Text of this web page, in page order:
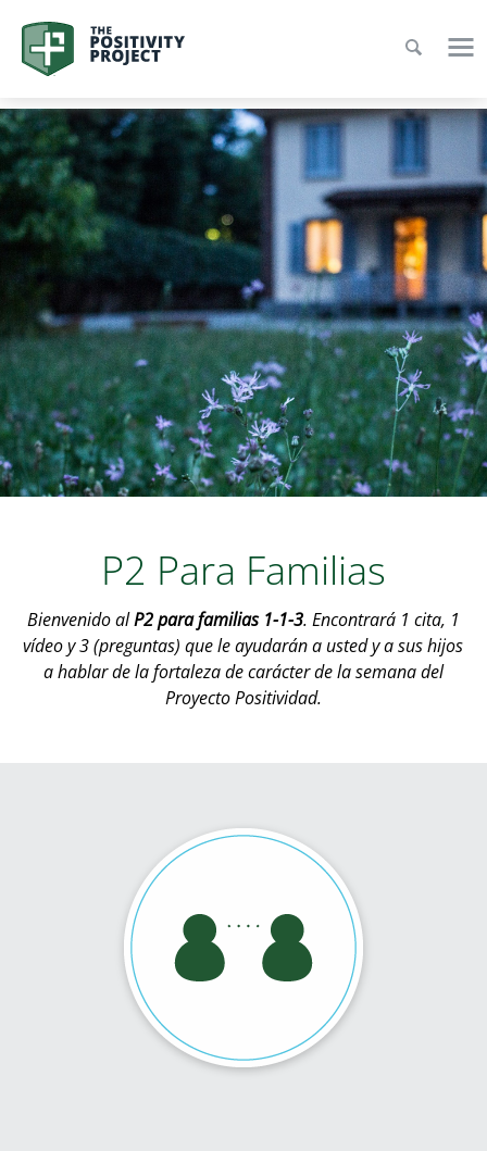
P2 Para Familias
Bienvenido alP2 para familias 1-1-3. Encontrará 1 cita, 1
vídeo y 3 (preguntas) que le ayudarán a usted y a sus hijos
a hablar de la fortaleza de carácter de la semana del
Proyecto Positividad.